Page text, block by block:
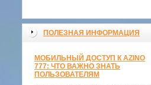
ПОЛЕЗНАЯ ИНФОРМАЦИЯ
МОБИЛЬНЫЙ ДОСТУП К AZINO
777: ЧТО ВАЖНО ЗНАТЬ
ПОЛЬЗОВАТЕЛЯМ